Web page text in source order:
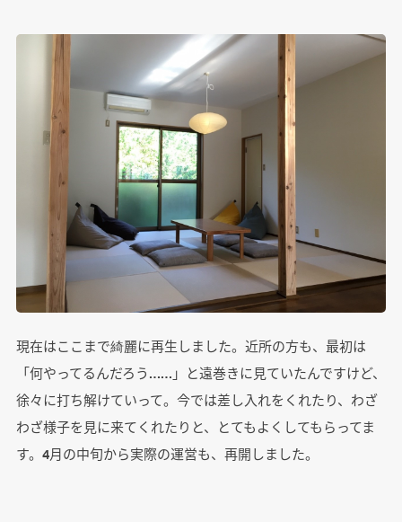
現在はここまで綺麗に再生しました。近所の方も、最初は
「何やってるんだろう……」と遠巻きに見ていたんですけど、
徐々に打ち解けていって。今では差し入れをくれたり、わざ
わざ様子を見に来てくれたりと、とてもよくしてもらってま
す。4月の中旬から実際の運営も、再開しました。